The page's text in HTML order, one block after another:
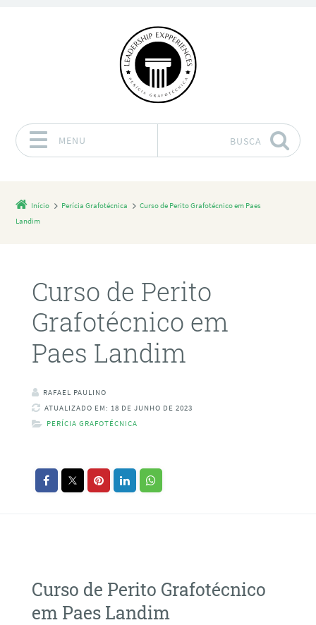
MENU BUSCA
Início Perícia Grafotécnica
Curso de Perito Grafotécnico em Paes
Landim
Curso de Perito
Grafotécnico em
Paes Landim
RAFAEL PAULINO
ATUALIZADO EM: 18 DE JUNHO DE 2023
PERÍCIA GRAFOTÉCNICA
Curso de Perito Grafotécnico
em Paes Landim